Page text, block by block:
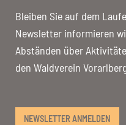
Bleiben Sie auf dem
Newsletter informieren
Abständen über
den Waldverein
NEWSLETTER ANMELDEN